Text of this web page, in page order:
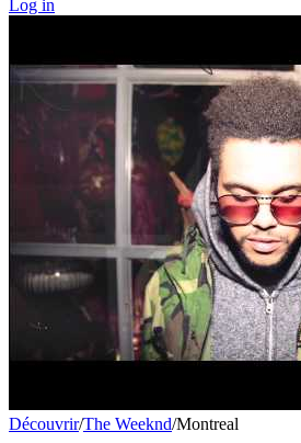
Log in
Découvrir/The Weeknd/Montreal